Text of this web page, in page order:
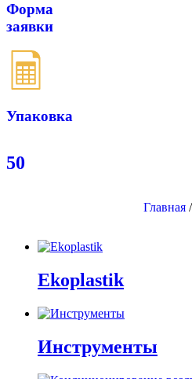
Форма
заявки
Упаковка
50
Главная /
Ekoplastik
Инструменты